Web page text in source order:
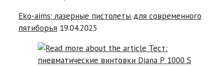
Eko-aims: лазерные пистолеты для современного
пятиборья 19.04.2025